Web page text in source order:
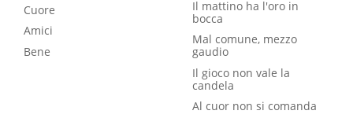
Cuore
Amici
Bene
Il mattino ha l'oro in
bocca
Mal comune, mezzo
gaudio
Il gioco non vale la
candela
Al cuor non si comanda